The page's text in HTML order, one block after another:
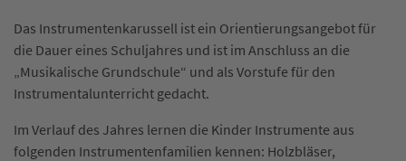
Das Instrumentenkarussell ist ein Orientierungsangebot für
die Dauer eines Schuljahres und ist im Anschluss an die
„Musikalische Grundschule“ und als Vorstufe für den
Instrumentalunterricht gedacht.
Im Verlauf des Jahres lernen die Kinder Instrumente aus
folgenden Instrumentenfamilien kennen: Holzbläser,